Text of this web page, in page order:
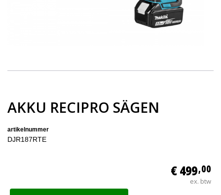
AKKU RECIPRO SÄGEN
artikelnummer
DJR187RTE
€ 499,00
ex. btw